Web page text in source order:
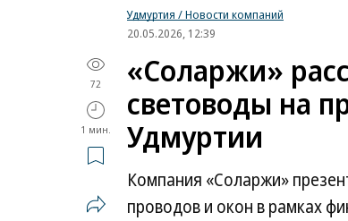
Удмуртия / Новости компаний
20.05.2026, 12:39
72
1 мин.
«Соларжи»
световоды на
Удмуртии
Компания «Соларжи»
проводов и окон в рамках